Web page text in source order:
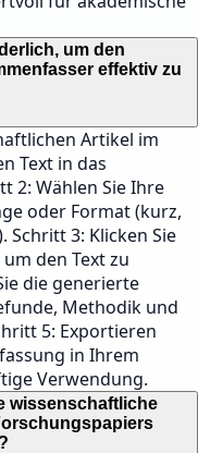
um den
effektiv zu
Artikel im
Text in das
2: Wählen Sie Ihre
oder Format (kurz,
3: Klicken Sie
den Text zu
die generierte
Methodik und
5: Exportieren
in Ihrem
Verwendung.
wissenschaftliche